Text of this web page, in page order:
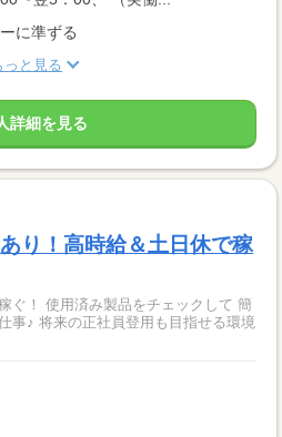
に準ずる
っと見る
詳細を見る
り！高時給＆土日休で稼
ぐ！ 使用済み製品をチェックして 簡
事♪ 将来の正社員登用も目指せる環境